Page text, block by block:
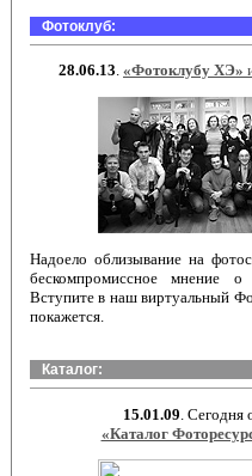
Фотоклуб:
28.06.13. «Фотоклубу ХЭ»
Надоело облизывание на
бескомпромиссное мнение о
Вступите в наш виртуальный
покажется.
Каталог:
15.01.09 . Сегодня
«Каталог